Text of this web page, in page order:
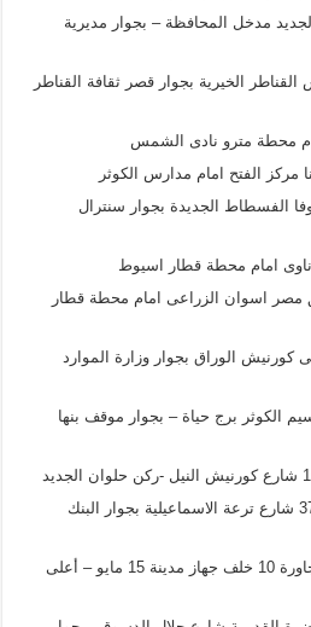
مدخل المحافظة – بجوار مديرية
: 1 كورنيش القناطر الخيرية بجوار قصر ثقافة القناطر
محطة مترو نادى الشمس
مركز الفتح امام مدارس الكوثر
الفسطاط الجديدة بجوار سنترال
امام محطة قطار اسيوط
مصر اسوان الزراعى امام محطة قطار
كورنيش الوراق بجوار وزارة الموارد
الكوثر برج حياة – بجوار موقف بنها
رنين فرع ترعة اسماعيلية : 37 شارع ترعة الاسماعيلية بجوار البنك
رنين فرع مايو : رنين مايو مجاورة 10 خلف جهاز مدينة 15 مايو – أعلى